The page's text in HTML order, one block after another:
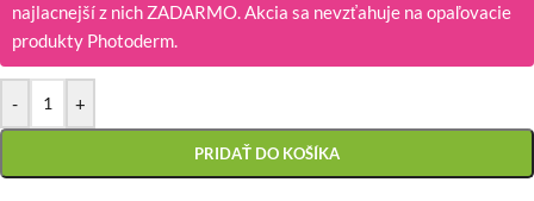
najlacnejší z nich ZADARMO. Akcia sa nevzťahuje na opaľovacie
produkty Photoderm.
- +
PRIDAŤ DO KOŠÍKA